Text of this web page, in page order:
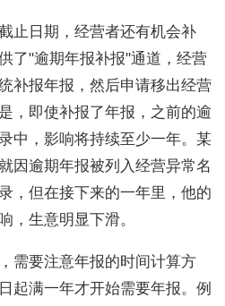
止日期，经营者还有机会补
了"逾期年报补报"通道，经营
补报年报，然后申请移出经营
，即使补报了年报，之前的逾
中，影响将持续至少一年。某
因逾期年报被列入经营异常名
，但在接下来的一年里，他的
，生意明显下滑。
需要注意年报的时间计算方
起满一年才开始需要年报。例